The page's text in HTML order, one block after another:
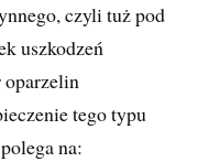
czyli tuż pod
uszkodzeń
oparzelin
tego typu
na: